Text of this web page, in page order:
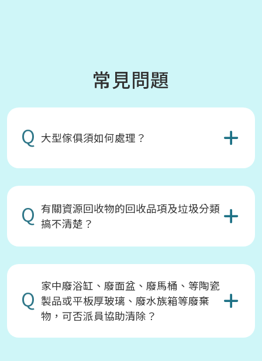
常見問題
Q 大型傢俱須如何處理？
Q 有關資源回收物的回收品項及垃圾分類
搞不清楚？
Q 家中廢浴缸、廢面盆、廢馬桶、等陶瓷
製品或平板厚玻璃、廢水族箱等廢棄
物，可否派員協助清除？